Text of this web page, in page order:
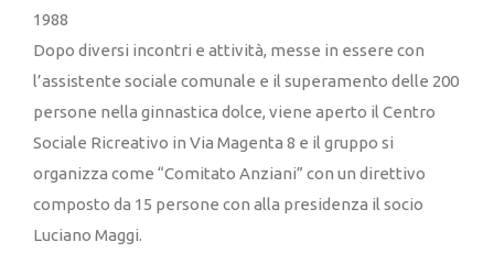
1988
Dopo diversi incontri e attività, messe in essere con
l’assistente sociale comunale e il superamento delle 200
persone nella ginnastica dolce, viene aperto il Centro
Sociale Ricreativo in Via Magenta 8 e il gruppo si
organizza come “Comitato Anziani” con un direttivo
composto da 15 persone con alla presidenza il socio
Luciano Maggi.